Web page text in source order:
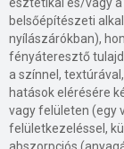
belsőépítészeti
nyílászárókban),
fényáteresztő
a színnel,
hatások elérésére
vagy felületen (egy
felületkezeléssel,